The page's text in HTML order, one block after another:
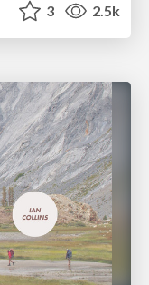
3 2.5k